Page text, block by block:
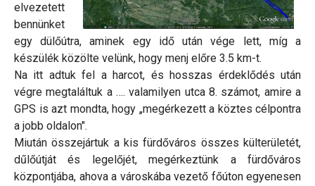
elvezetett
bennünket
egy dülőútra, aminek egy idő után vége lett, míg a
készülék közölte velünk, hogy menj előre 3.5 km-t.
Na itt adtuk fel a harcot, és hosszas érdeklődés után
végre megtaláltuk a …. valamilyen utca 8. számot, amire a
GPS is azt mondta, hogy „megérkezett a köztes célpontra
a jobb oldalon".
Miután összejártuk a kis fürdőváros összes külterületét,
dűlőútját és legelőjét, megérkeztünk a fürdőváros
központjába, ahova a városkába vezető főúton egyenesen